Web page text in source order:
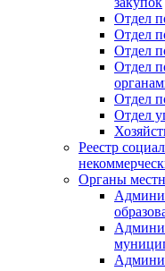
Отдел
Отдел
Отдел
Отдел
Отдел
Отдел
Реестр
Органы